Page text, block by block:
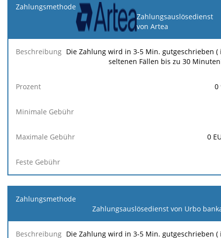
Zahlungsauslösedienst
von Artea
Die Zahlung wird in 3-5 Min. gutgeschrieben (
seltenen Fällen bis zu 30 Minuten
0
0
Zahlungsauslösedienst von Urbo
Die Zahlung wird in 3-5 Min. gutgeschrieben (